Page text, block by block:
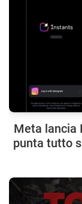
Meta lancia
punta tutto